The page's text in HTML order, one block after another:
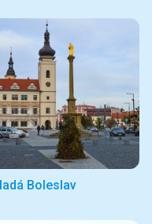
Boleslav